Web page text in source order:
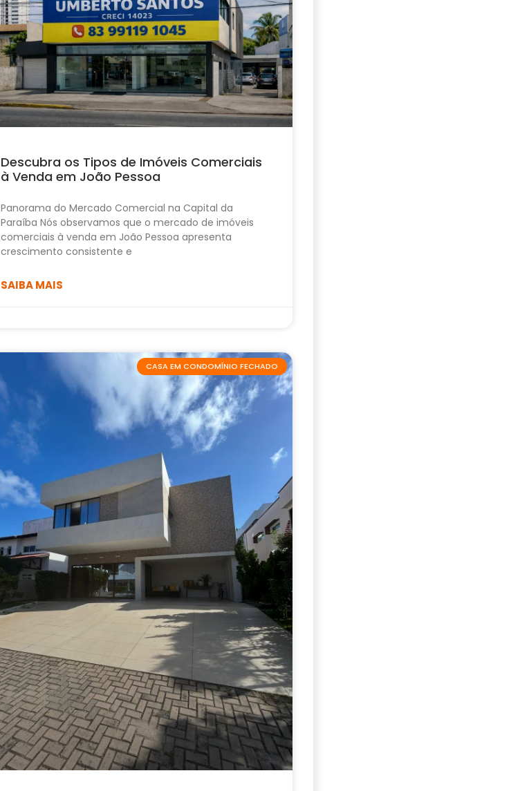
Descubra os Tipos de Imóveis Comerciais
à Venda em João Pessoa
Panorama do Mercado Comercial na Capital da
Paraíba Nós observamos que o mercado de imóveis
comerciais à venda em João Pessoa apresenta
crescimento consistente e
SAIBA MAIS
CASA EM CONDOMÍNIO FECHADO